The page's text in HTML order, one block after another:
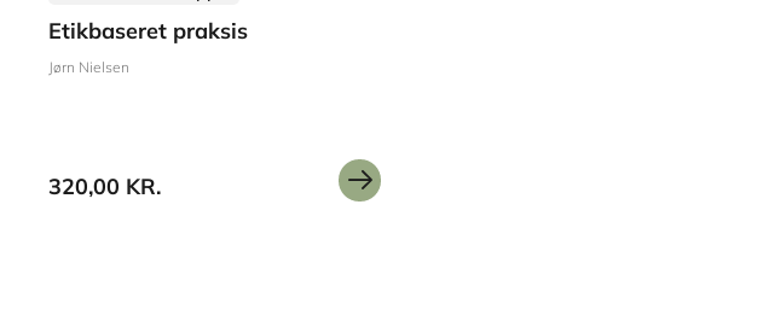
Etikbaseret praksis
Jørn Nielsen
320,00 KR.